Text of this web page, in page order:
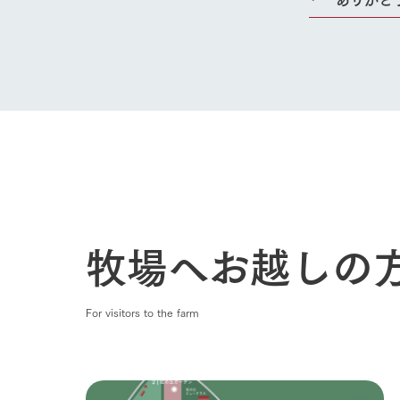
牧場へお越しの
For visitors to the farm